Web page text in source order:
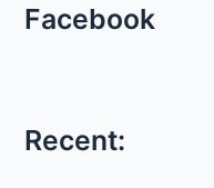
Facebook
Recent: